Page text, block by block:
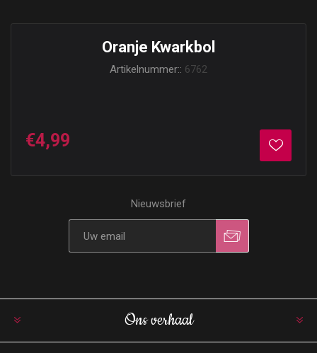
Oranje Kwarkbol
Artikelnummer:: 6762
€4,99
Nieuwsbrief
Ons verhaal